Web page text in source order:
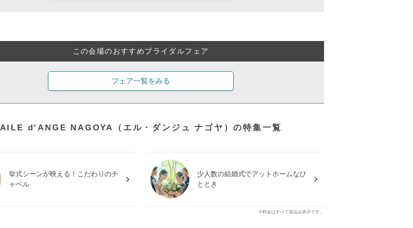
この会場のおすすめブライダルフェア
フェア一覧をみる
AILE d’ANGE NAGOYA（エル・ダンジュ ナゴヤ）の特集一覧
挙式シーンが映える！こだわりのチ
ャペル
少人数の結婚式でアットホームなひ
ととき
※料金はすべて税込み表示です。